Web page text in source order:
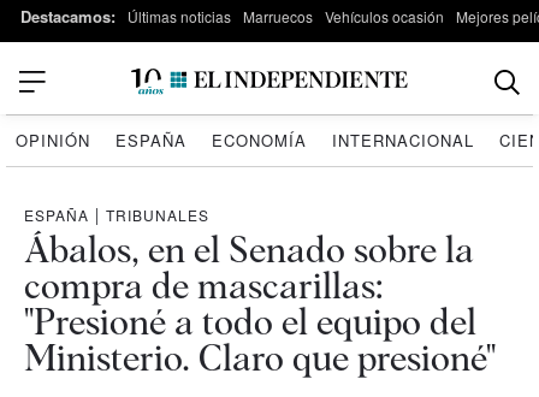
Destacamos: Últimas noticias Marruecos Vehículos ocasión Mejores
OPINIÓN ESPAÑA ECONOMÍA INTERNACIONAL
ESPAÑA | TRIBUNALES
Ábalos, en el Senado sobre la
compra de mascarillas:
"Presioné a todo el equipo del
Ministerio. Claro que presioné"